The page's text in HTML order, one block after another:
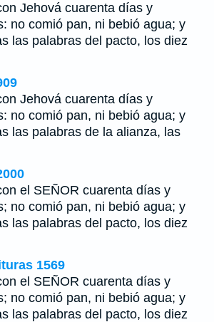
Jehová cuarenta días y
no comió pan, ni bebió agua; y
las palabras del pacto, los diez
Jehová cuarenta días y
no comió pan, ni bebió agua; y
las palabras de la alianza, las
el SEÑOR cuarenta días y
no comió pan, ni bebió agua; y
las palabras del pacto, los diez
1569
el SEÑOR cuarenta días y
no comió pan, ni bebió agua; y
las palabras del pacto, los diez